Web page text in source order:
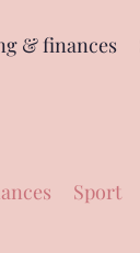
& finances
Sport